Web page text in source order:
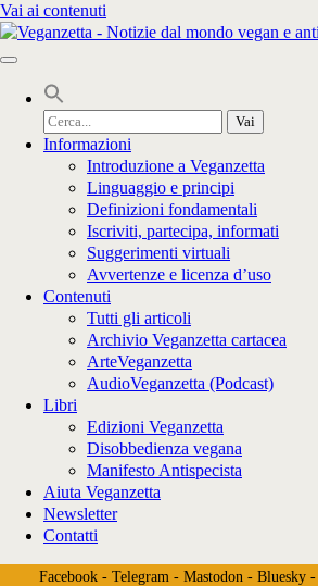
Vai ai contenuti
Cerca
per:
Informazioni
Introduzione a Veganzetta
Linguaggio e principi
Definizioni fondamentali
Iscriviti, partecipa, informati
Suggerimenti virtuali
Avvertenze e licenza d’uso
Contenuti
Tutti gli articoli
Archivio Veganzetta cartacea
ArteVeganzetta
AudioVeganzetta (Podcast)
Libri
Edizioni Veganzetta
Disobbedienza vegana
Manifesto Antispecista
Aiuta Veganzetta
Newsletter
Contatti
Facebook- Telegram- Mastodon- Bluesky-